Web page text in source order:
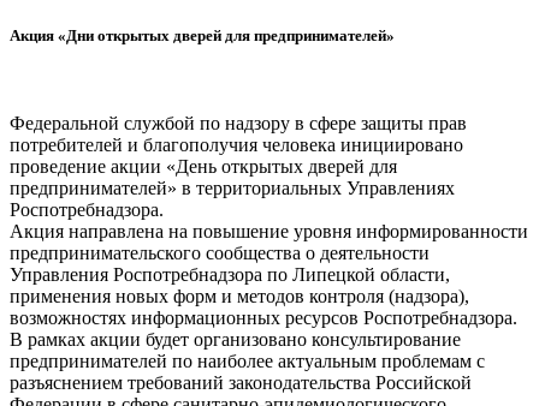
Акция «Дни открытых дверей для предпринимателей»
Федеральной службой по надзору в сфере защиты прав
потребителей и благополучия человека инициировано
проведение акции «День открытых дверей для
предпринимателей» в территориальных Управлениях
Роспотребнадзора.
Акция направлена на повышение уровня информированности
предпринимательского сообщества о деятельности
Управления Роспотребнадзора по Липецкой области,
применения новых форм и методов контроля (надзора),
возможностях информационных ресурсов Роспотребнадзора.
В рамках акции будет организовано консультирование
предпринимателей по наиболее актуальным проблемам с
разъяснением требований законодательства Российской